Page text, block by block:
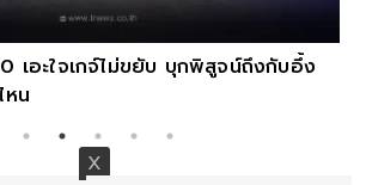
เอะใจเกจ์ไม่ขยับ บุกพิสูจน์ถึงกับอึ้ง
หน